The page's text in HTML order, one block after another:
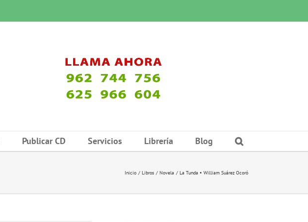
Publicar CD Servicios Librería Blog
Inicio Libros Novela La Tunda • William Suárez Ocoró